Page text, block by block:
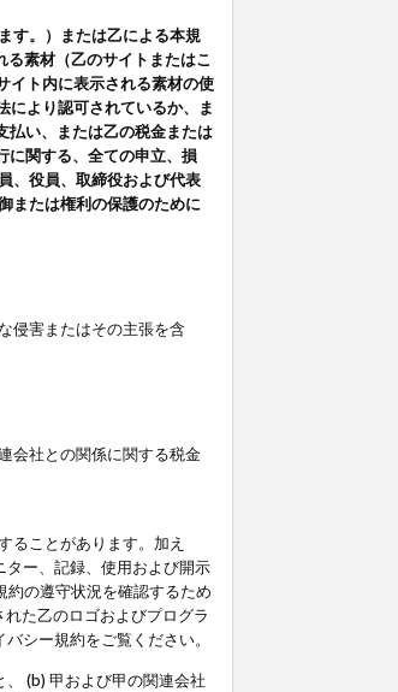
す。）または乙による本規
素材（乙のサイトまたはこ
イト内に表示される素材の使
により認可されているか、ま
払い、または乙の税金または
に関する、全ての申立、損
、役員、取締役および代表
または権利の保護のために
侵害またはその主張を含
会社との関係に関する税金
ることがあります。加え
ー、記録、使用および開示
の遵守状況を確認するため
た乙のロゴおよびプログラ
シー規約をご覧ください。
(b) 甲および甲の関連会社